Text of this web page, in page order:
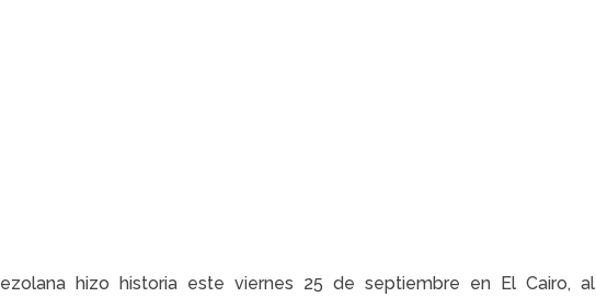
hizo historia este viernes 25 de septiembre en El Cairo, al